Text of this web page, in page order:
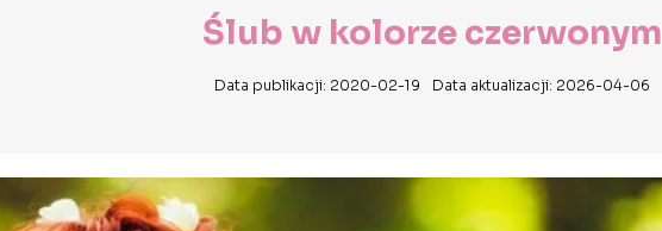
Ślub w kolorze czerwonym
Data publikacji: 2020-02-19 Data aktualizacji: 2026-04-06